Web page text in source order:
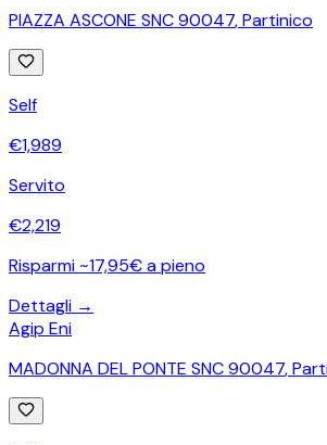
PIAZZA ASCONE SNC 90047,Partinico
Self
€1,989
Servito
€2,219
Risparmi ~17,95€ a pieno
Dettagli →
Agip Eni
MADONNA DEL PONTE SNC 90047,